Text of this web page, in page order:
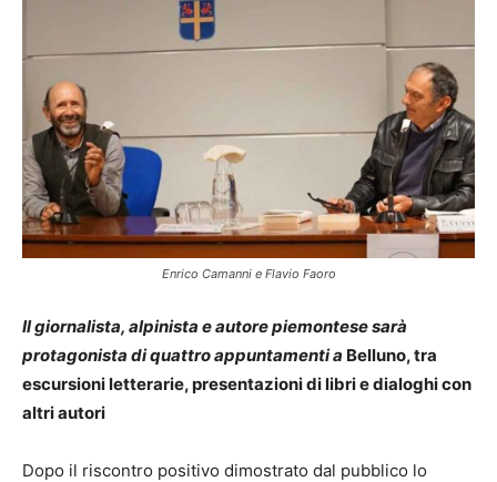
Enrico Camanni e Flavio Faoro
Il giornalista, alpinista e autore piemontese sarà
protagonista di quattro appuntamenti a Belluno, tra
escursioni letterarie, presentazioni di libri e dialoghi con
altri autori
Dopo il riscontro positivo dimostrato dal pubblico lo